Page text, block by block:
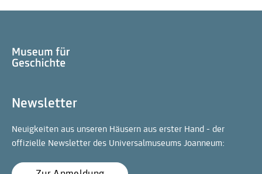
Newsletter
Neuigkeiten aus unseren Häusern aus erster Hand - der
offizielle Newsletter des Universalmuseums Joanneum: